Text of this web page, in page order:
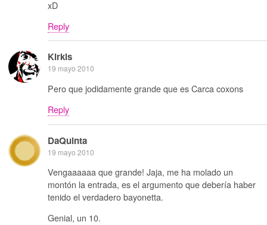
xD
Reply
Kirkis
19 mayo 2010
Pero que jodidamente grande que es Carca coxons
Reply
DaQuinta
19 mayo 2010
Vengaaaaaa que grande! Jaja, me ha molado un
montón la entrada, es el argumento que debería haber
tenido el verdadero bayonetta.
Genial, un 10.